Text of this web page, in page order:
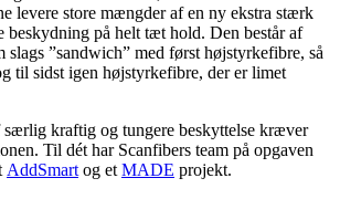
levere store mængder af en ny ekstra stærk
beskydning på helt tæt hold. Den består af
slags ”sandwich” med først højstyrkefibre, så
til sidst igen højstyrkefibre, der er limet
kraftig og tungere beskyttelse kræver
Til dét har Scanfibers team på opgaven
AddSmart og et MADE projekt.